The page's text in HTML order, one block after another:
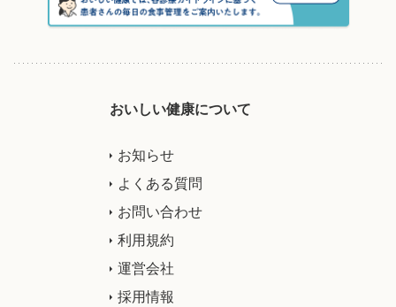
おいしい健康について
お知らせ
よくある質問
お問い合わせ
利用規約
運営会社
採用情報